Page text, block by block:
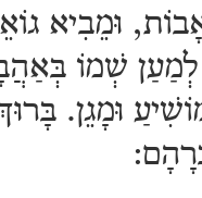
וּמֵבִיא
לְמַעַן שְׁמוֹ
וּמָגֵן.